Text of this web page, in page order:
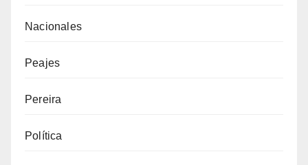
Nacionales
Peajes
Pereira
Política